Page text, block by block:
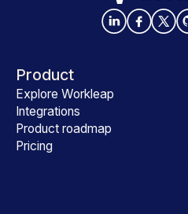
Product
Explore Workleap
Integrations
Product roadmap
Pricing